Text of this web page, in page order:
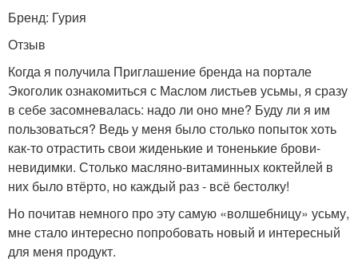
Бренд: Гурия
Отзыв
Когда я получила Приглашение бренда на портале
Экоголик ознакомиться с Маслом листьев усьмы, я сразу
в себе засомневалась: надо ли оно мне? Буду ли я им
пользоваться? Ведь у меня было столько попыток хоть
как-то отрастить свои жиденькие и тоненькие брови-
невидимки. Столько масляно-витаминных коктейлей в
них было втёрто, но каждый раз - всё бестолку!
Но почитав немного про эту самую «волшебницу» усьму,
мне стало интересно попробовать новый и интересный
для меня продукт.